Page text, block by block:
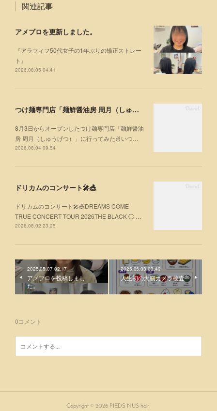
関連記事
アメブロを更新しました。
『アラフィフ50代女子の1年ぶりの矯正ストレー
ト』
2026.08.05 04:41
つけ麺専門店「麺鮮醤油房 周月（しゅうげつ）」⁡ に行ってみた🍜
8月3日からオープンしたつけ麺専門店「麺鮮醤油
房 周月（しゅうげつ）」⁡に行ってみた🍜いつ…
2026.08.04 09:54
ドリカムのコンサート🎤🎪
ドリカムのコンサート🎤🎪DREAMS COME
TRUE CONCERT TOUR 2026THE BLACK ◯ …
2026.08.02 23:25
2025.05.07 02:17
アメブロを投稿しまし
た。
2025.05.03 03:49
人生初の大腸カメラ検査
0コメント
Copyright © 2026 PIEDS NUS hair.